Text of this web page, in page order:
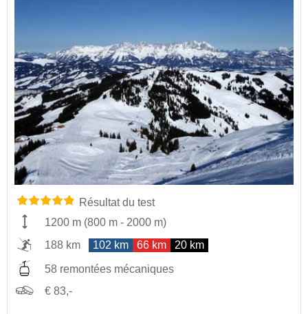
Résultat du test
1200 m (800 m - 2000 m)
188 km
102 km 66 km 20 km
58 remontées mécaniques
€ 83,-